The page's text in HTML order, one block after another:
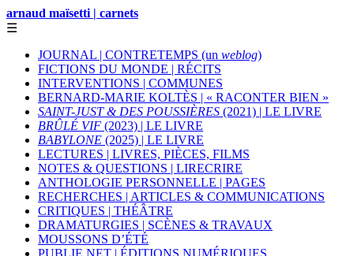
arnaud maïsetti | carnets
☰
JOURNAL | CONTRETEMPS (un weblog)
FICTIONS DU MONDE | RÉCITS
INTERVENTIONS | COMMUNES
BERNARD-MARIE KOLTÈS | « RACONTER BIEN »
SAINT-JUST & DES POUSSIÈRES (2021) | LE LIVRE
BRÛLÉ VIF (2023) | LE LIVRE
BABYLONE (2025) | LE LIVRE
LECTURES | LIVRES, PIÈCES, FILMS
NOTES & QUESTIONS | LIRECRIRE
ANTHOLOGIE PERSONNELLE | PAGES
RECHERCHES | ARTICLES & COMMUNICATIONS
CRITIQUES | THÉÂTRE
DRAMATURGIES | SCÈNES & TRAVAUX
MOUSSONS D’ÉTÉ
PUBLIE.NET | ÉDITIONS NUMÉRIQUES